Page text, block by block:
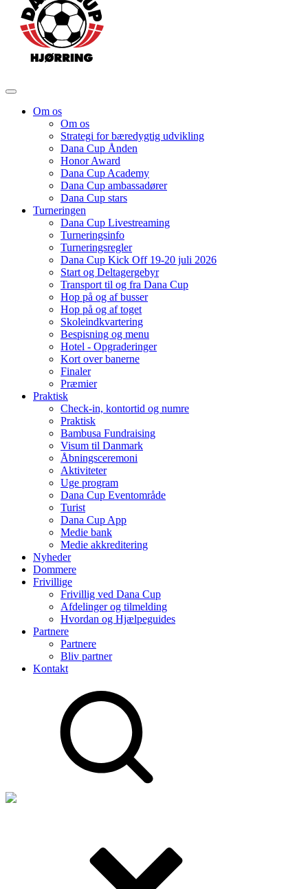
Om os
Om os
Strategi for bæredygtig udvikling
Dana Cup Ånden
Honor Award
Dana Cup Academy
Dana Cup ambassadører
Dana Cup stars
Turneringen
Dana Cup Livestreaming
Turneringsinfo
Turneringsregler
Dana Cup Kick Off 19-20 juli 2026
Start og Deltagergebyr
Transport til og fra Dana Cup
Hop på og af busser
Hop på og af toget
Skoleindkvartering
Bespisning og menu
Hotel - Opgraderinger
Kort over banerne
Finaler
Præmier
Praktisk
Check-in, kontortid og numre
Praktisk
Bambusa Fundraising
Visum til Danmark
Åbningsceremoni
Aktiviteter
Uge program
Dana Cup Eventområde
Turist
Dana Cup App
Medie bank
Medie akkreditering
Nyheder
Dommere
Frivillige
Frivillig ved Dana Cup
Afdelinger og tilmelding
Hvordan og Hjælpeguides
Partnere
Partnere
Bliv partner
Kontakt